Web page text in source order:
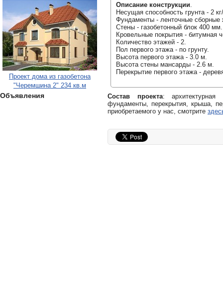
Проект дома из газобетона
"Черемшина 2" 234 кв.м
Объявления
Описание конструкции.
Несущая способность грунта - 2
Фундаменты - ленточные сборные
Стены - газобетонный блок 400 мм.
Кровельные покрытия - битумная
Количество этажей - 2.
Пол первого этажа - по грунту.
Высота первого этажа - 3.0 м.
Высота стены мансарды - 2.6 м.
Перекрытие первого этажа -
Состав проекта:
фундаменты, перекрытия, крыша,
приобретаемого у нас, смотрите